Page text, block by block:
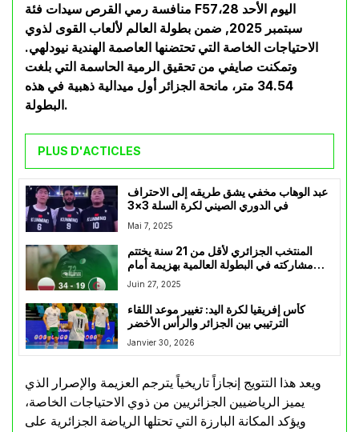
منافسة رمي القرص سيدات فئة F57،اليوم الأحد 28
سبتمبر 2025, ضمن بطولة العالم لألعاب القوى لذوي
الاحتياجات الخاصة التي تحتضنها العاصمة الهندية نيودلهي.
وتمكنت صايفي من تحقيق الرمية الحاسمة التي بلغت
34.54 متر، مانحة الجزائر أول ميدالية ذهبية في هذه
البطولة.
PLUS D'ACTICLES
عبد الوهاب مخفي يشق طريقه إلى الاحتراف
في الدوري الصيني لكرة السلة 3×3
Mai 7, 2025
المنتخب الجزائري لأقل من 21 سنة يختتم
مشاركته في البطولة العالمية بهزيمة أمام
بولندا
Juin 27, 2025
كأس إفريقيا لكرة اليد: تغيير موعد اللقاء
الترتيبي بين الجزائر والرأس الأخضر
Janvier 30, 2026
ويعد هذا التتويج إنجازاً تاريخياً يترجم العزيمة والإصرار الذي
يميز الرياضيين الجزائريين من ذوي الاحتياجات الخاصة،
ويؤكد المكانة البارزة التي تحتلها الرياضة الجزائرية على